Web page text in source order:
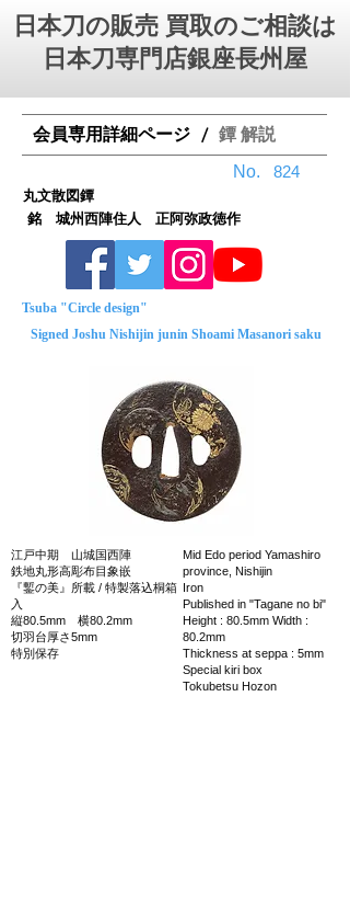
日本刀の販売 買取のご相談は
日本刀専門店銀座⻑州屋
会員専用詳細ページ / 鐔 解説
No.
銘 城州西陣住人 正阿弥政徳作
Tsuba "Circle design"
Signed Joshu Nishijin junin Shoami Masanori saku
江戸中期 山城国西陣
鉄地丸形高彫布目象嵌
『鏨の美』所載 / 特製落込桐箱
入
縦80.5mm 横80.2mm
切羽台厚さ5mm
特別保存
Mid Edo period Yamashiro
province, Nishijin
Iron
Published in "Tagane no bi"
Height : 80.5mm Width :
80.2mm
Thickness at seppa : 5mm
Special kiri box
Tokubetsu Hozon
丸文散図鐔
824